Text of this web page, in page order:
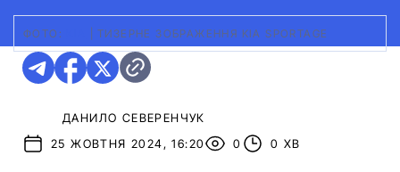
ФОТО: ТИЗЕРНЕ ЗОБРАЖЕННЯ KIA SPORTAGE
ДАНИЛО СЕВЕРЕНЧУК
25 ЖОВТНЯ 2024, 16:20
0 0 ХВ